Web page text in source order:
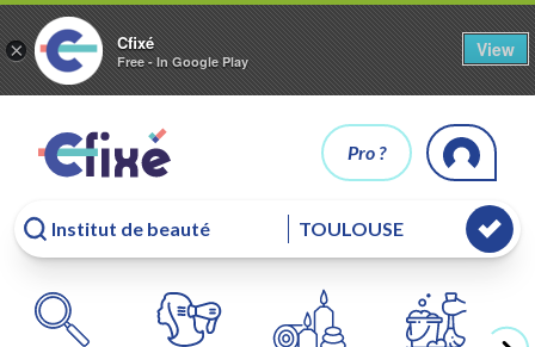
× Cfixé
Free - In Google Play
View
Pro ?